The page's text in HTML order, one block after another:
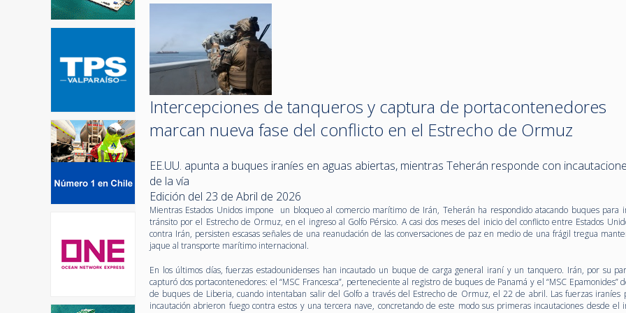
Intercepciones de tanqueros y captura de portacontenedores
marcan nueva fase del conflicto en el Estrecho de Ormuz
EE.UU. apunta a buques iraníes en aguas abiertas, mientras Teherán responde con
de la vía
Edición del 23 de Abril de 2026
Mientras Estados Unidos impone un bloqueo al comercio marítimo de Irán, Teherán ha respondido atacando buques para
tránsito por el Estrecho de Ormuz, en el ingreso al Golfo Pérsico. A casi dos meses del inicio del conflicto entre Estados
contra Irán, persisten escasas señales de una reanudación de las conversaciones de paz en medio de una frágil tregua
jaque al transporte marítimo internacional.
En los últimos días, fuerzas estadounidenses han incautado un buque de carga general iraní y un tanquero. Irán, por su
capturó dos portacontenedores: el “MSC Francesca”, perteneciente al registro de buques de Panamá y el “MSC Epamonides”
de buques de Liberia, cuando intentaban salir del Golfo a través del Estrecho de Ormuz, el 22 de abril. Las fuerzas iraníes
incautación abrieron fuego contra estos y una tercera nave, concretando de este modo sus primeras incautaciones desde el